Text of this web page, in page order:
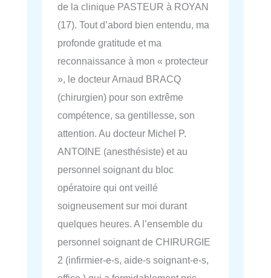
de la clinique PASTEUR à ROYAN
(17). Tout d’abord bien entendu, ma
profonde gratitude et ma
reconnaissance à mon « protecteur
», le docteur Arnaud BRACQ
(chirurgien) pour son extrême
compétence, sa gentillesse, son
attention. Au docteur Michel P.
ANTOINE (anesthésiste) et au
personnel soignant du bloc
opératoire qui ont veillé
soigneusement sur moi durant
quelques heures. A l’ensemble du
personnel soignant de CHIRURGIE
2 (infirmier-e-s, aide-s soignant-e-s,